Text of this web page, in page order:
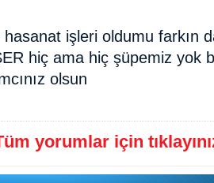
işleri oldumu farkın
hiç ama hiç şüpemiz yok
olsun
yorumlar için